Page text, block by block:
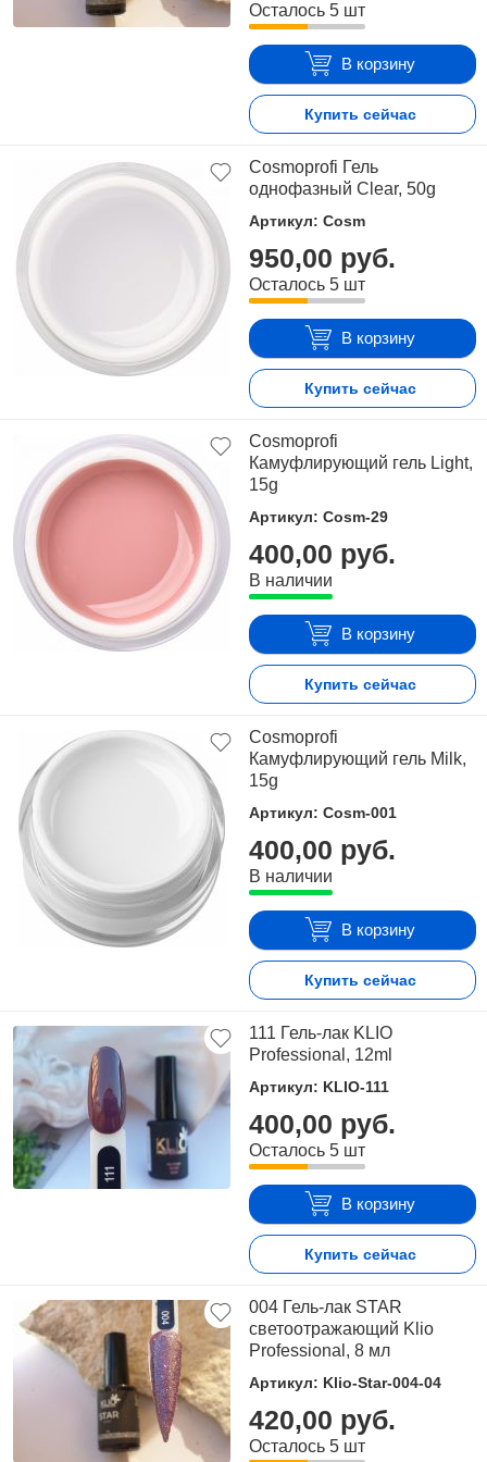
Также можно без проблем выбрать данную
продукцию различных цветов и оттенков.
Магнитные гель-лаки Vogue Nails с модным
«кошачьим» эффектом и их основные
Такая коллекция гелиевых лаков подразумевает
собой несколько серий: «Роскошь богини»,
«Драгоценная шкатулка», «Золотое искушение»,
«Загадочный космос» и многие другие. Эти
средства имеют несколько отличий:
богатой палитрой цветовых оттенков,
безупречной носкостью,
оптимальной консистенцией для нанесения,
отличной окрашенностью,
поверхностью для самовыравнивания.
Осталось 5 шт
В корзину
Купить сейчас
Cosmoprofi Гель
однофазный Clear, 50g
Артикул: Cosm
950,00 руб.
Осталось 5 шт
В корзину
Купить сейчас
Cosmoprofi
Камуфлирующий гель Light,
15g
Артикул: Cosm-29
400,00 руб.
В наличии
В корзину
Купить сейчас
Cosmoprofi
Камуфлирующий гель Milk,
15g
Артикул: Cosm-001
400,00 руб.
В наличии
В корзину
Купить сейчас
111 Гель-лак KLIO
Professional, 12ml
Артикул: KLIO-111
400,00 руб.
Осталось 5 шт
В корзину
Купить сейчас
004 Гель-лак STAR
светоотражающий Klio
Professional, 8 мл
Артикул: Klio-Star-004-04
420,00 руб.
Осталось 5 шт